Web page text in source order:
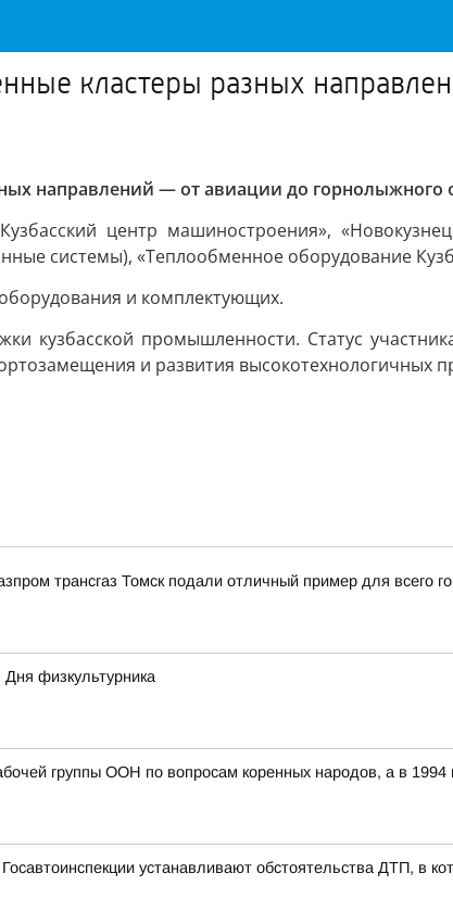
кластеры разных
направлений — от авиации до горнолыжного
центр машиностроения»,
системы), «Теплообменное оборудование
и комплектующих.
кузбасской промышленности. Статус
и развития высокотехнологичных
трансгаз Томск подали отличный пример для всего
физкультурника
группы ООН по вопросам коренных народов, а в
устанавливают обстоятельства ДТП, в